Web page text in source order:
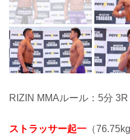
RIZIN MMAルール：5分 3R
ストラッサー起一 （